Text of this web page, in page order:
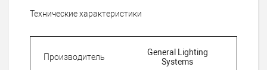
Технические характеристики
Производитель
General Lighting
Systems